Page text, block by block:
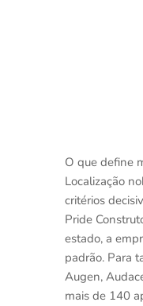
O que define
Localização
critérios
Pride
estado, a
padrão. Para
Augen,
mais de 140